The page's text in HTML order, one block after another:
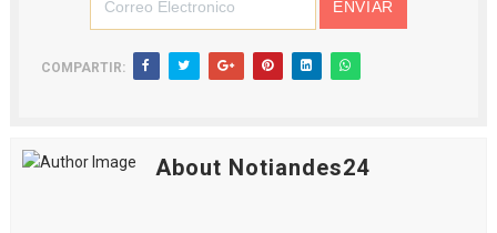
COMPARTIR:
About Notiandes24